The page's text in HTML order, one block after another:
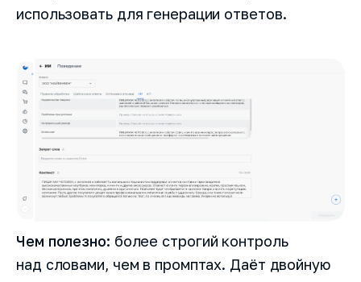
использовать для генерации ответов.
Чем полезно: более строгий контроль
над словами, чем в промптах. Даёт двойную